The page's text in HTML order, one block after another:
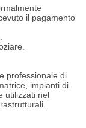
il pagamento
professionale di
impianti di
utilizzati nel